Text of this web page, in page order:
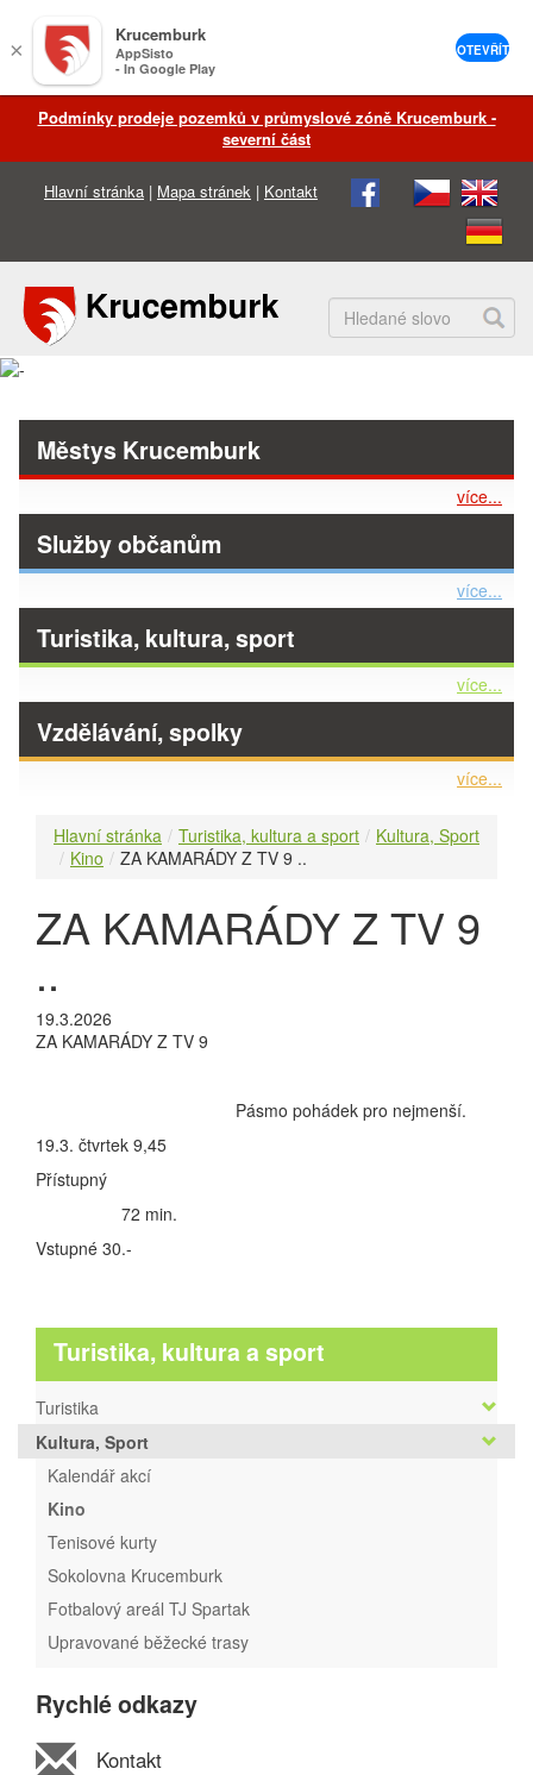
Podmínky prodeje pozemků v průmyslové zóně Krucemburk -
severní část
Hlavní stránka | Mapa stránek | Kontakt
Městys Krucemburk
více...
Služby občanům
více...
Turistika, kultura, sport
více...
Vzdělávání, spolky
více...
Hlavní stránka Turistika, kultura a sport
Kultura, Sport
Kino
ZA KAMARÁDY Z TV 9 ..
ZA KAMARÁDY Z TV 9
..
19.3.2026
ZA KAMARÁDY Z TV 9
Pásmo pohádek pro nejmenší.
19.3. čtvrtek 9,45
Přístupný
72 min.
Vstupné 30.-
Turistika, kultura a sport
Turistika
Kultura, Sport
Kalendář akcí
Kino
Tenisové kurty
Sokolovna Krucemburk
Fotbalový areál TJ Spartak
Upravované běžecké trasy
Rychlé odkazy
Kontakt
×
Krucemburk
AppSisto
- In Google Play
OTEVŘÍT